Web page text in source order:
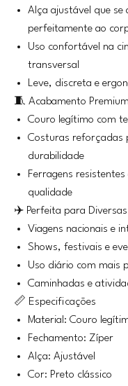
Alça ajustável que se
perfeitamente ao
Uso confortável na
transversal
Leve, discreta e
🧵 Acabamento Premium
Couro legítimo com
Costuras reforçadas
durabilidade
Ferragens resistentes
qualidade
✈️ Perfeita para Diversas
Viagens nacionais e
Shows, festivais e
Uso diário com mais
Caminhadas e
📏 Especificações
Material: Couro
Fechamento: Zíper
Alça: Ajustável
Cor: Preto clássico